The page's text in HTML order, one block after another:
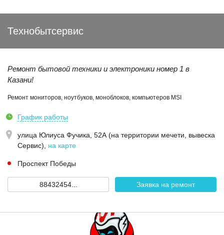
Технобытсервис
Ремонт бытовой техники и электроники номер 1 в
Казани!
Ремонт мониторов, ноутбуков, моноблоков, компьютеров MSI
График работы
улица Юлиуса Фучика, 52А (на территории мечети, вывеска
Сервис)
на карте
Проспект Победы
88432454... Заявка на ремонт